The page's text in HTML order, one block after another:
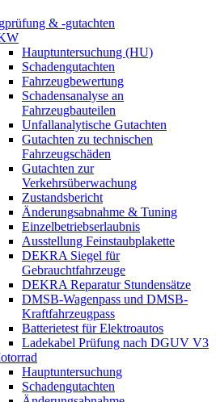
& -gutachten
Hauptuntersuchung (HU)
Schadengutachten
Fahrzeugbewertung
Schadensanalyse an
Fahrzeugbauteilen
Unfallanalytische Gutachten
Gutachten zu technischen
Fahrzeugschäden
Gutachten zur
Verkehrsüberwachung
Zustandsbericht
Änderungsabnahme & Tuning
Einzelbetriebserlaubnis
Ausstellung Feinstaubplakette
DEKRA Siegel für
Gebrauchtfahrzeuge
DEKRA Reparatur Stundensätze
DMSB-Wagenpass und DMSB-
Kraftfahrzeugpass
Batterietest für Elektroautos
Ladekabel Prüfung nach DGUV V3
Hauptuntersuchung
Schadengutachten